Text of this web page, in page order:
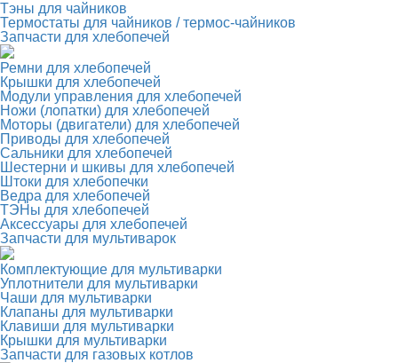
Тэны для чайников
Термостаты для чайников / термос-чайников
Запчасти для хлебопечей
Ремни для хлебопечей
Крышки для хлебопечей
Модули управления для хлебопечей
Ножи (лопатки) для хлебопечей
Моторы (двигатели) для хлебопечей
Приводы для хлебопечей
Сальники для хлебопечей
Шестерни и шкивы для хлебопечей
Штоки для хлебопечки
Ведра для хлебопечей
ТЭНы для хлебопечей
Аксессуары для хлебопечей
Запчасти для мультиварок
Комплектующие для мультиварки
Уплотнители для мультиварки
Чаши для мультиварки
Клапаны для мультиварки
Клавиши для мультиварки
Крышки для мультиварки
Запчасти для газовых котлов